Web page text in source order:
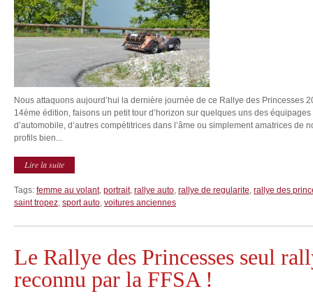
Nous attaquons aujourd’hui la dernière journée de ce Rallye des Princesses
14ème édition, faisons un petit tour d’horizon sur quelques uns des
d’automobile, d’autres compétitrices dans l’âme ou simplement amatrices de
profils bien...
Lire la suite
Tags: femme au volant, portrait, rallye auto, rallye de regularite, rallye des
saint tropez, sport auto, voitures anciennes
Le Rallye des Princesses seul
reconnu par la FFSA !